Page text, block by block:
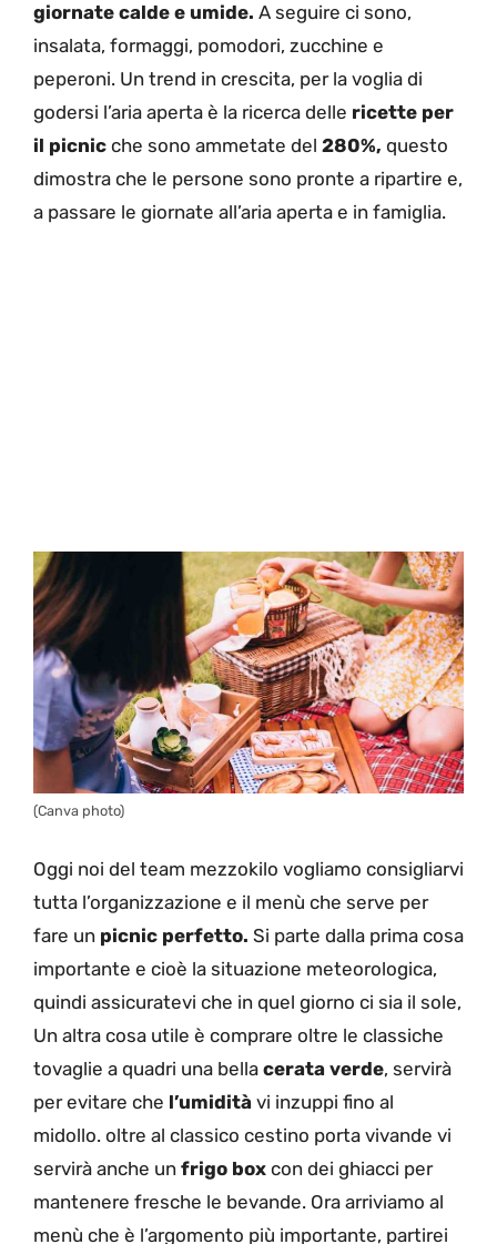
giornate calde e umide. A seguire ci sono,
insalata, formaggi, pomodori, zucchine e
peperoni. Un trend in crescita, per la voglia di
godersi l’aria aperta è la ricerca delle ricette per
il picnic che sono ammetate del 280%, questo
dimostra che le persone sono pronte a ripartire e,
a passare le giornate all’aria aperta e in famiglia.
(Canva photo)
Oggi noi del team mezzokilo vogliamo consigliarvi
tutta l’organizzazione e il menù che serve per
fare un picnic perfetto. Si parte dalla prima cosa
importante e cioè la situazione meteorologica,
quindi assicuratevi che in quel giorno ci sia il sole,
Un altra cosa utile è comprare oltre le classiche
tovaglie a quadri una bella cerata verde, servirà
per evitare che l’umidità vi inzuppi fino al
midollo. oltre al classico cestino porta vivande vi
servirà anche un frigo box con dei ghiacci per
mantenere fresche le bevande. Ora arriviamo al
menù che è l’argomento più importante, partirei